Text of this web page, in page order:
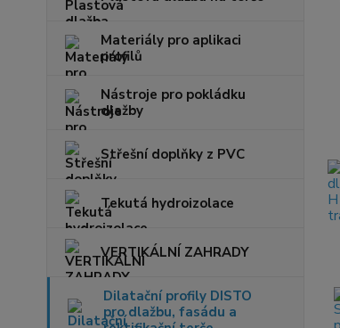
Materiály pro aplikaci
profilů
Nástroje pro pokládku
dlažby
Střešní doplňky z PVC
Tekutá hydroizolace
VERTIKÁLNÍ ZAHRADY
Dilatační profily DISTO
pro dlažbu, fasádu a